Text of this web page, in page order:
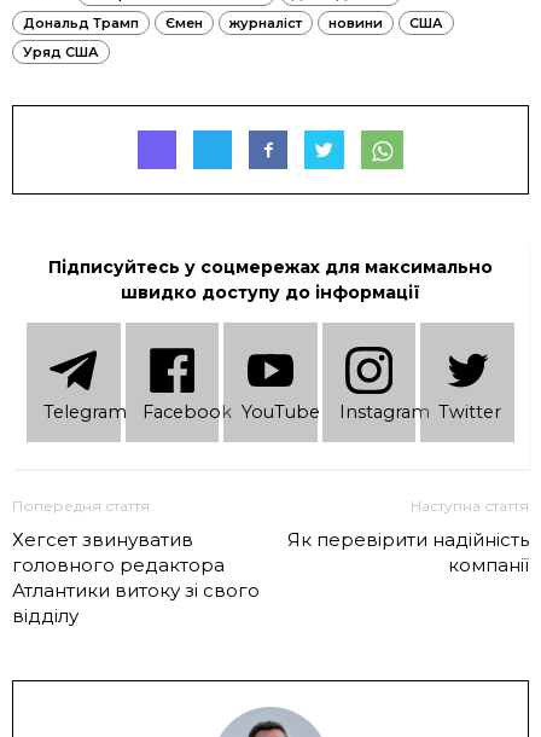
Дональд Трамп
Ємен журналіст новини
США
Уряд США
Підписуйтесь у соцмережах для максимально
швидко доступу до інформації
Telеgram Facebook YouTube Instagram Twitter
Попередня стаття
Хегсет звинуватив
головного редактора
Атлантики витоку зі свого
відділу
Наступна стаття
Як перевірити надійність
компанії